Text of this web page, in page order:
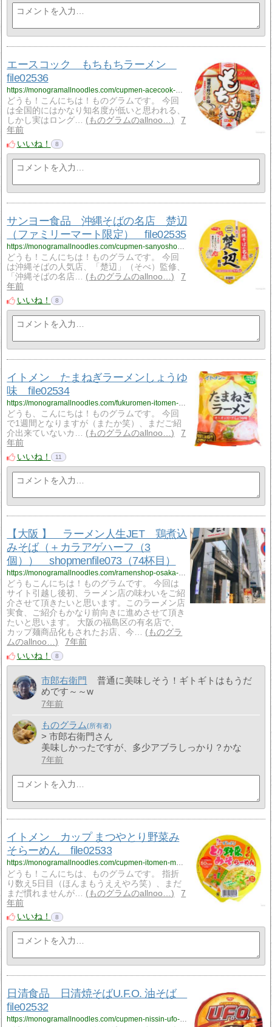
エースコック もちもちラーメン
file02536
どうも！こんにちは！ものグラムです。 今回
は全国的にはかなり知名度が低いと思われる、
しかし実はロング…
ものグラムのallnoo…
7
年前
いいね！
8
サンヨー食品 沖縄そばの名店 楚辺
（ファミリーマート限定） file02535
どうも！こんにちは！ものグラムです。 今回
は沖縄そばの人気店、「楚辺」（そべ）監修、
「沖縄そばの名店…
ものグラムのallnoo…
7
年前
いいね！
8
イトメン たまねぎラーメンしょうゆ
味 file02534
どうも、こんにちは！ものグラムです。 今回
で1週間となりますが（またか笑）、まだご紹
介出来ていないカ…
ものグラムのallnoo…
7
年前
いいね！
11
【大阪 】 ラーメン人生JET 鶏煮込
みそば（＋カラアゲハーフ（3
個）） shopmenfile073（74杯目）
どうもこんにちは！ものグラムです。 今回は
サイト引越し後初、ラーメン店の味わいをご紹
介させて頂きたいと思います。このラーメン店
実食、ご紹介もかなり前向きに進めさせて頂き
たいと思います。 大阪の福島区の有名店で、
カップ麺商品化もされたお店、今…
ものグラ
ムのallnoo…
7年前
いいね！
8
市郎右衛門
普通に美味しそう！ギトギトはもうだ
めです～～w
7年前
ものグラム
> 市郎右衛門さん
美味しかったですが、多少アブラしっかり？かな
7年前
イトメン カップ まつやとり野菜み
そらーめん file02533
https://monogramallnoodles.com/cupmen-itomen-matsuyatoriyasaimisoramen-02533/
どうも！こんにちは、ものグラムです。 指折
り数え5日目（ほんまもうええやろ笑）、まだ
まだ慣れませんが…
ものグラムのallnoo…
7
年前
いいね！
8
日清食品 日清焼そばU.F.O. 油そば
file02532
https://monogramallnoodles.com/cupmen-nissin-ufo-aburasoba-02532/